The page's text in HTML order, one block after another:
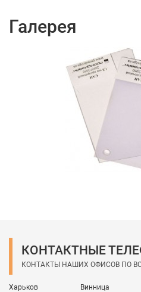
Галерея
КОНТАКТНЫЕ
КОНТАКТЫ НАШИХ ОФИСОВ ПО
Харьков Винница